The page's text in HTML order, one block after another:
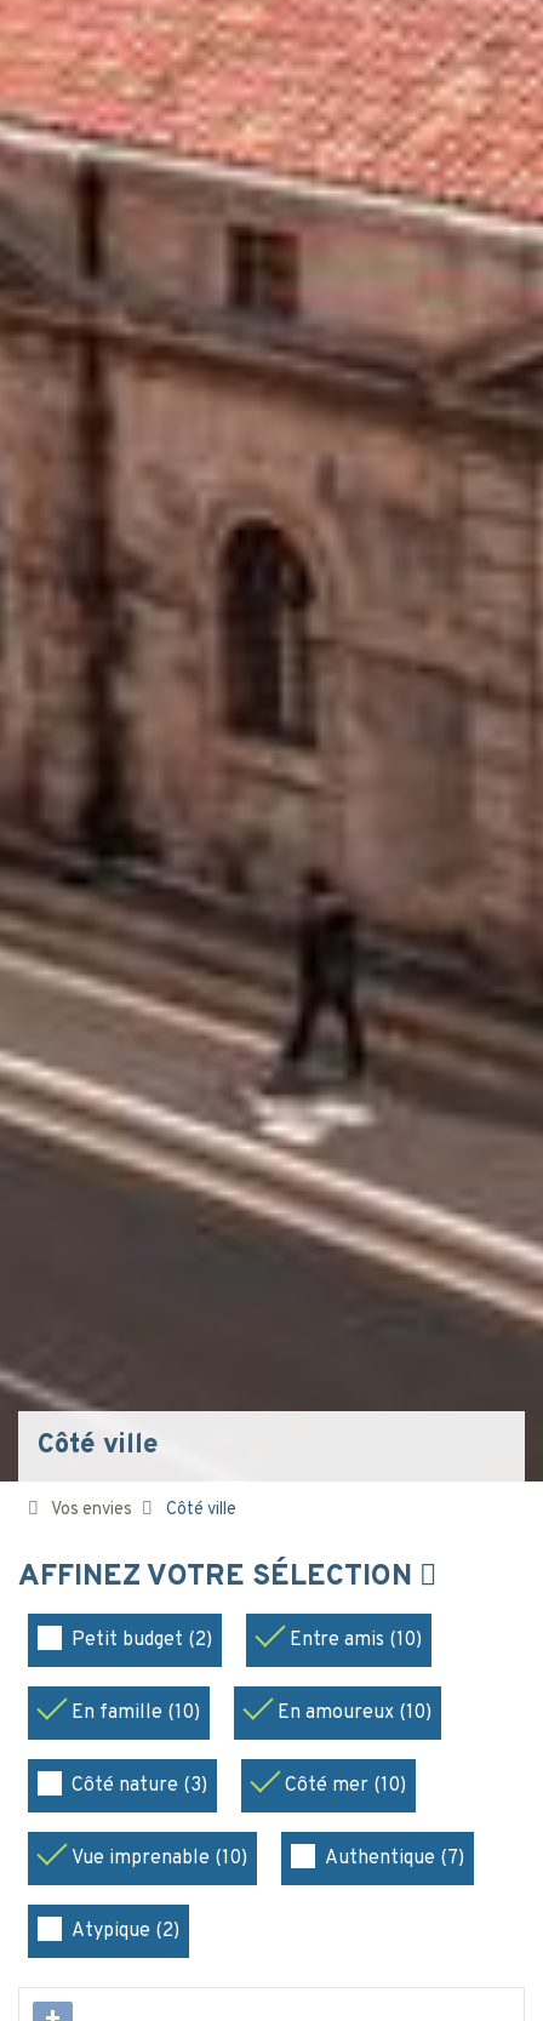
Côté ville
Vos envies Côté ville
AFFINEZ VOTRE SÉLECTION
Petit budget (2) Entre amis (10)
En famille (10) En amoureux (10)
Côté nature (3) Côté mer (10)
Vue imprenable (10) Authentique (7)
Atypique (2)